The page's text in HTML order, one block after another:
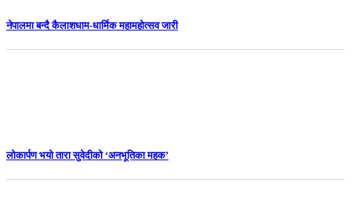
नेपालमा बन्दै कैलाशधाम-धार्मिक महामहोत्सव जारी
लोकार्पण भयो तारा सुवेदीको ‘अनभूतिका महक’